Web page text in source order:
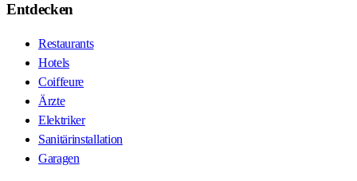
Entdecken
Restaurants
Hotels
Coiffeure
Ärzte
Elektriker
Sanitärinstallation
Garagen